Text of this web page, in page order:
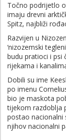
Točno podrijetlo
imaju drevni
Spitz, najbliži
Razvijen u
‘nizozemski
budu pratioci i psi
rijekama i
Dobili su ime
po imenu
bio je maskota
tijekom razdoblja
postao
njihov nacionalni